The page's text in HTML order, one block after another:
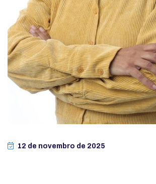
12 de novembro de 2025